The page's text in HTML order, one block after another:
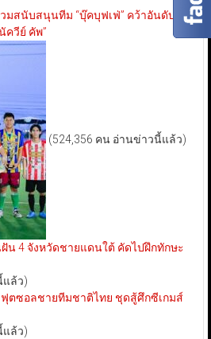
มสนับสนุนทีม “บุ๊คบุฟเฟ่” คว้าอันดับ 3
ควีย์ คัพ”
(524,356 คน อ่านข่าวนี้แล้ว)
น 4 จังหวัดชายแดนใต้ คัดไปฝึกทักษะ
แล้ว)
ฟุตซอลชายทีมชาติไทย ชุดสู้ศึกซีเกมส์
แล้ว)